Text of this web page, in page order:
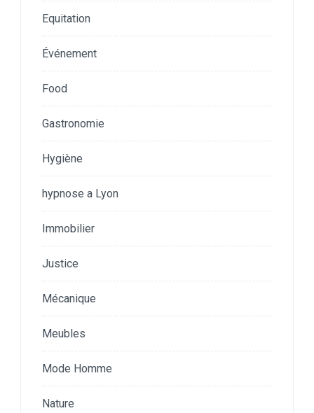
Equitation
Événement
Food
Gastronomie
Hygiène
hypnose a Lyon
Immobilier
Justice
Mécanique
Meubles
Mode Homme
Nature